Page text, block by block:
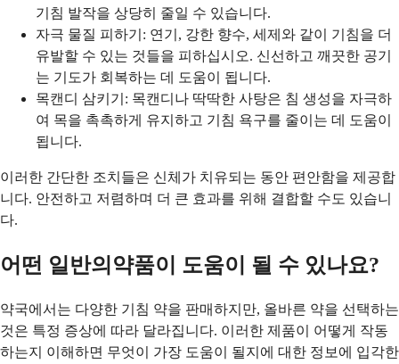
기침 발작을 상당히 줄일 수 있습니다.
자극 물질 피하기: 연기, 강한 향수, 세제와 같이 기침을 더
유발할 수 있는 것들을 피하십시오. 신선하고 깨끗한 공기
는 기도가 회복하는 데 도움이 됩니다.
목캔디 삼키기: 목캔디나 딱딱한 사탕은 침 생성을 자극하
여 목을 촉촉하게 유지하고 기침 욕구를 줄이는 데 도움이
됩니다.
이러한 간단한 조치들은 신체가 치유되는 동안 편안함을 제공합
니다. 안전하고 저렴하며 더 큰 효과를 위해 결합할 수도 있습니
다.
어떤 일반의약품이 도움이 될 수 있나요?
약국에서는 다양한 기침 약을 판매하지만, 올바른 약을 선택하는
것은 특정 증상에 따라 달라집니다. 이러한 제품이 어떻게 작동
하는지 이해하면 무엇이 가장 도움이 될지에 대한 정보에 입각한